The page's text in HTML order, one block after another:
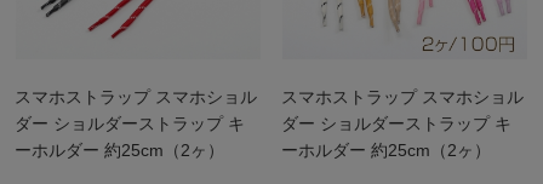
スマホストラップ スマホショル
ダー ショルダーストラップ キ
ーホルダー 約25cm（2ヶ）
スマホストラップ スマホショル
ダー ショルダーストラップ キ
ーホルダー 約25cm（2ヶ）